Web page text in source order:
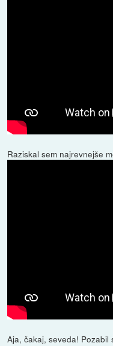
Raziskal sem najrevnejše
Aja, čakaj, seveda! Pozabil